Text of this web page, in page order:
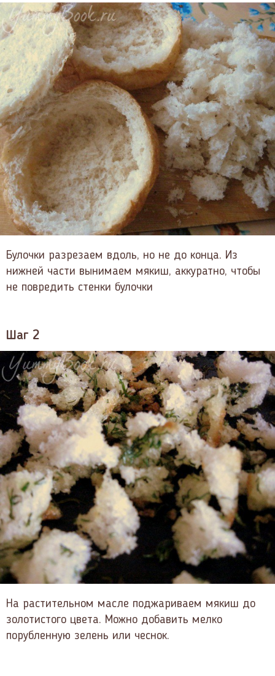
Булочки разрезаем вдоль, но не до конца. Из
нижней части вынимаем мякиш, аккуратно, чтобы
не повредить стенки булочки
Шаг 2
На растительном масле поджариваем мякиш до
золотистого цвета. Можно добавить мелко
порубленную зелень или чеснок.